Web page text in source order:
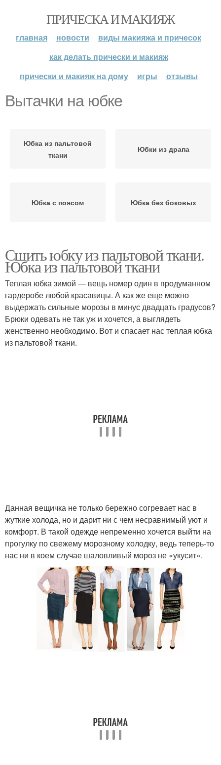
ПРИЧЕСКА И МАКИЯЖ
главная новости
виды макияжа и причесок
как делать прически и макияж
прически и макияж на дому
игры отзывы
Вытачки на юбке
Юбка из пальтовой
ткани
Юбки из драпа
Юбка с поясом Юбка без боковых
Сшить юбку из пальтовой ткани.
Юбка из пальтовой ткани
Теплая юбка зимой — вещь номер один в продуманном
гардеробе любой красавицы. А как же еще можно
выдержать сильные морозы в минус двадцать градусов?
Брюки одевать не так уж и хочется, а выглядеть
женственно необходимо. Вот и спасает нас теплая юбка
из пальтовой ткани.
Данная вещичка не только бережно согревает нас в
жуткие холода, но и дарит ни с чем несравнимый уют и
комфорт. В такой одежде непременно хочется выйти на
прогулку по свежему морозному холодку, ведь теперь-то
нас ни в коем случае шаловливый мороз не «укусит».